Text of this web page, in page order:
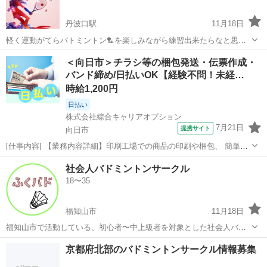
丹波口駅
11月18日
軽く運動がてらバトミントン🏸を楽しみながら練習出来たらなと思っ
ております！しかしながら1人では捗らないので一緒にしてくれる方募
集中ですー！🙌✨️ 場所は光徳公園でやっています！場所や日時等はま
た話しましょう！ 是非お気軽に...
京都 京都市 丹波口駅 バドミントン バトミントン
＜向日市＞チラシ等の梱包発送・伝票作成・
バンド締め/日払いOK【経験不問！未経…
時給1,200円
日払い
株式会社綜合キャリアオプション
向日市
提携サイト 7月21日
[仕事内容] 【業務内容詳細】印刷工場での商品の印刷や梱包、 簡単な
機械操作のお仕事です。 チラシ、 カレンダー、 パンフレット、 ハガ
キなどを取り扱います。 商品の検品、 完成品の梱包、 伝票作成、 ラ
ベル貼り、 出荷準備...
京都 向日市 工場
社会人バドミントンサークル
18〜35
福知山市
11月18日
福知山市で活動している、初心者〜中上級者を対象とした社会人バド
ミントンサークル 『ふくバド🏸』です！ インスタはじめました！📷
『ふくバド』で検索してぜひフォローしてください！ 活動の様子をた
福知山市 バドミントン バド
京都府北部のバドミントンサークル情報募集